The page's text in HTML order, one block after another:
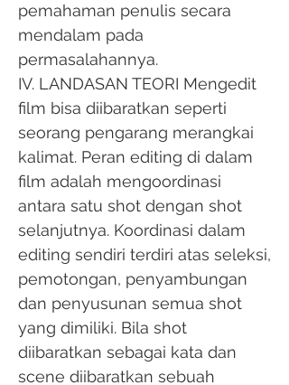
pemahaman penulis secara
mendalam pada
permasalahannya.
IV. LANDASAN TEORI Mengedit
film bisa diibaratkan seperti
seorang pengarang merangkai
kalimat. Peran editing di dalam
film adalah mengoordinasi
antara satu shot dengan shot
selanjutnya. Koordinasi dalam
editing sendiri terdiri atas seleksi,
pemotongan, penyambungan
dan penyusunan semua shot
yang dimiliki. Bila shot
diibaratkan sebagai kata dan
scene diibaratkan sebuah